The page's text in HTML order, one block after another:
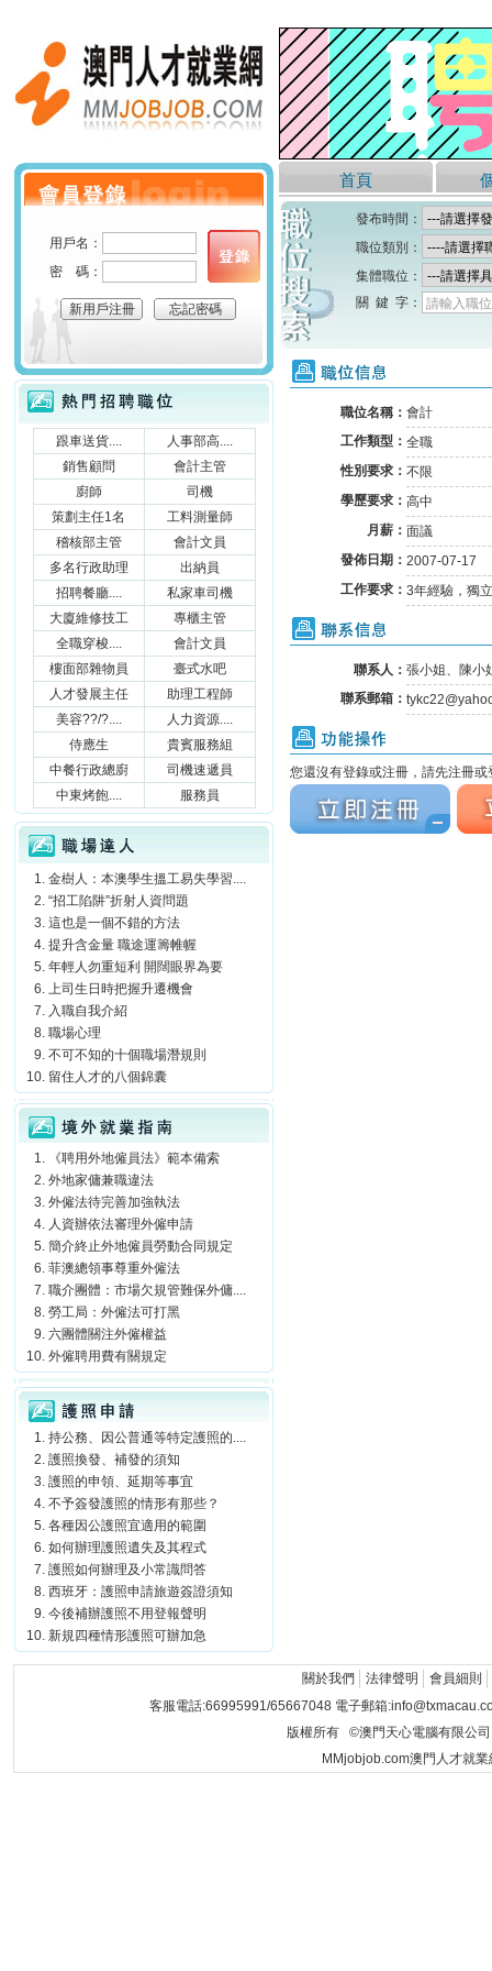
首頁
發布時間：
職位類別：
集體職位：
關 鍵 字：
請輸入職
職位信息
職位名稱： 會計
工作類型： 全職
性別要求： 不限
學歷要求： 高中
月薪： 面議
發佈日期： 2007-07-17
工作要求： 3年經驗，獨
聯系信息
聯系人： 張小姐、陳小
聯系郵箱：
功能操作
您還沒有登錄或注冊，請先注冊
立刻注冊
立刻
個人會員登錄
用戶名：
密 碼：
新用戶注冊 忘記密碼
熱門招聘職位
跟車送貨....
人事部高....
銷售顧問
會計主管
廚師
司機
策劃主任1名
工料測量師
稽核部主管
會計文員
多名行政助理
出納員
招聘餐廳....
私家車司機
大廈維修技工
專櫃主管
全職穿梭....
會計文員
樓面部雜物員
臺式水吧
人才發展主任
助理工程師
美容??/?....
人力資源....
侍應生
貴賓服務組
中餐行政總廚
司機速遞員
中東烤飽....
服務員
職場達人
金樹人：本澳學生搵工易失學習....
“招工陷阱”折射人資問題
這也是一個不錯的方法
提升含金量 職途運籌帷幄
年輕人勿重短利 開闊眼界為要
上司生日時把握升遷機會
入職自我介紹
職場心理
不可不知的十個職場潛規則
留住人才的八個錦囊
境外就業指南
《聘用外地僱員法》範本備索
外地家傭兼職違法
外僱法待完善加強執法
人資辦依法審理外僱申請
簡介終止外地僱員勞動合同規定
菲澳總領事尊重外僱法
職介團體：市場欠規管難保外傭....
勞工局：外僱法可打黑
六團體關注外僱權益
外僱聘用費有關規定
護照申請
持公務、因公普通等特定護照的....
護照換發、補發的須知
護照的申領、延期等事宜
不予簽發護照的情形有那些？
各種因公護照宜適用的範圍
如何辦理護照遺失及其程式
護照如何辦理及小常識問答
西班牙：護照申請旅遊簽證須知
今後補辦護照不用登報聲明
新規四種情形護照可辦加急
關於我們 法律聲明
會員細則
客服電話:66995991/65667048 電子郵箱
版權所有 ©澳門天心電腦有限公
MMjobjob.com澳門人才就